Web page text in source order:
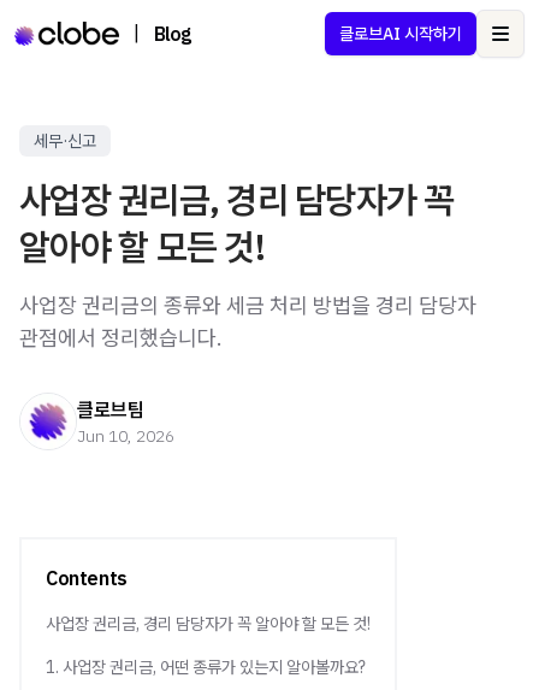
Blog 클로브AI 시작하기
세무·신고
사업장 권리금, 경리 담당자가 꼭
알아야 할 모든 것!
사업장 권리금의 종류와 세금 처리 방법을 경리 담당자
관점에서 정리했습니다.
클로브팀
Jun 10, 2026
Contents
사업장 권리금, 경리 담당자가 꼭 알아야 할 모든 것!
1. 사업장 권리금, 어떤 종류가 있는지 알아볼까요?